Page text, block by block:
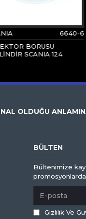
6640-6
BORUSU
SCANIA 124
OLDUĞU
BÜLTEN
Bültenimize
Gizlilik Ve